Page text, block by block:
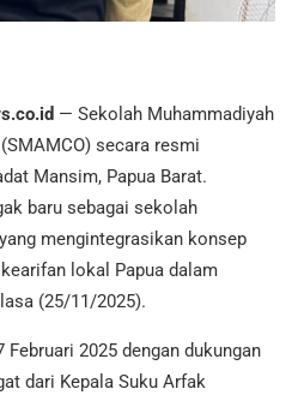
— Sekolah Muhammadiyah
secara resmi
Mansim, Papua Barat.
baru sebagai sekolah
mengintegrasikan konsep
lokal Papua dalam
(25/11/2025).
2025 dengan dukungan
dari Kepala Suku Arfak